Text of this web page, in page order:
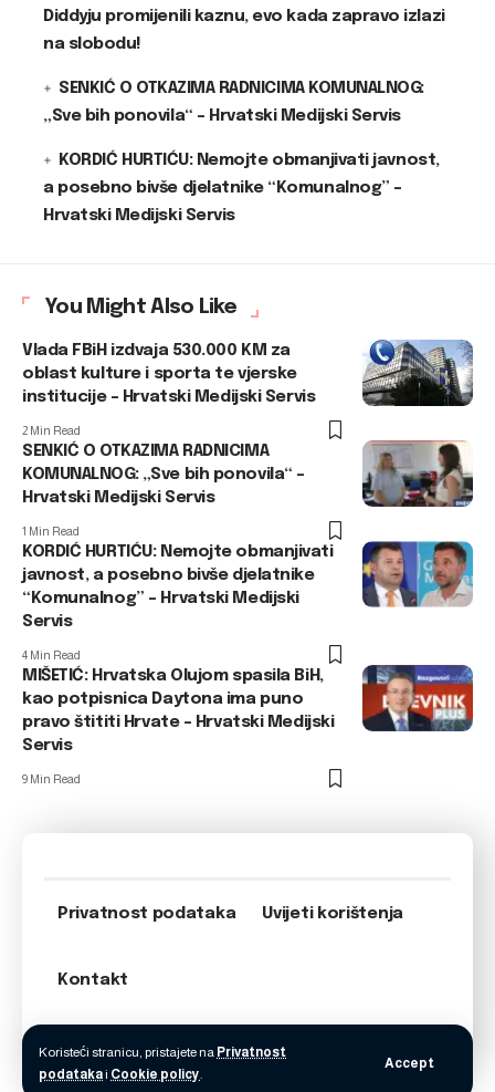
Koristeći stranicu, pristajete na Privatnost
podatakai Cookie policy.
Accept
Diddyju promijenili kaznu, evo kada zapravo izlazi
na slobodu!
SENKIĆ O OTKAZIMA RADNICIMA KOMUNALNOG:
„Sve bih ponovila“ – Hrvatski Medijski Servis
KORDIĆ HURTIĆU: Nemojte obmanjivati javnost,
a posebno bivše djelatnike “Komunalnog” –
Hrvatski Medijski Servis
You Might Also Like
Vlada FBiH izdvaja 530.000 KM za
oblast kulture i sporta te vjerske
institucije – Hrvatski Medijski Servis
2 Min Read
SENKIĆ O OTKAZIMA RADNICIMA
KOMUNALNOG: „Sve bih ponovila“ –
Hrvatski Medijski Servis
1 Min Read
KORDIĆ HURTIĆU: Nemojte obmanjivati
javnost, a posebno bivše djelatnike
“Komunalnog” – Hrvatski Medijski
Servis
4 Min Read
MIŠETIĆ: Hrvatska Olujom spasila BiH,
kao potpisnica Daytona ima puno
pravo štititi Hrvate – Hrvatski Medijski
Servis
9 Min Read
Privatnost podataka Uvijeti korištenja
Kontakt